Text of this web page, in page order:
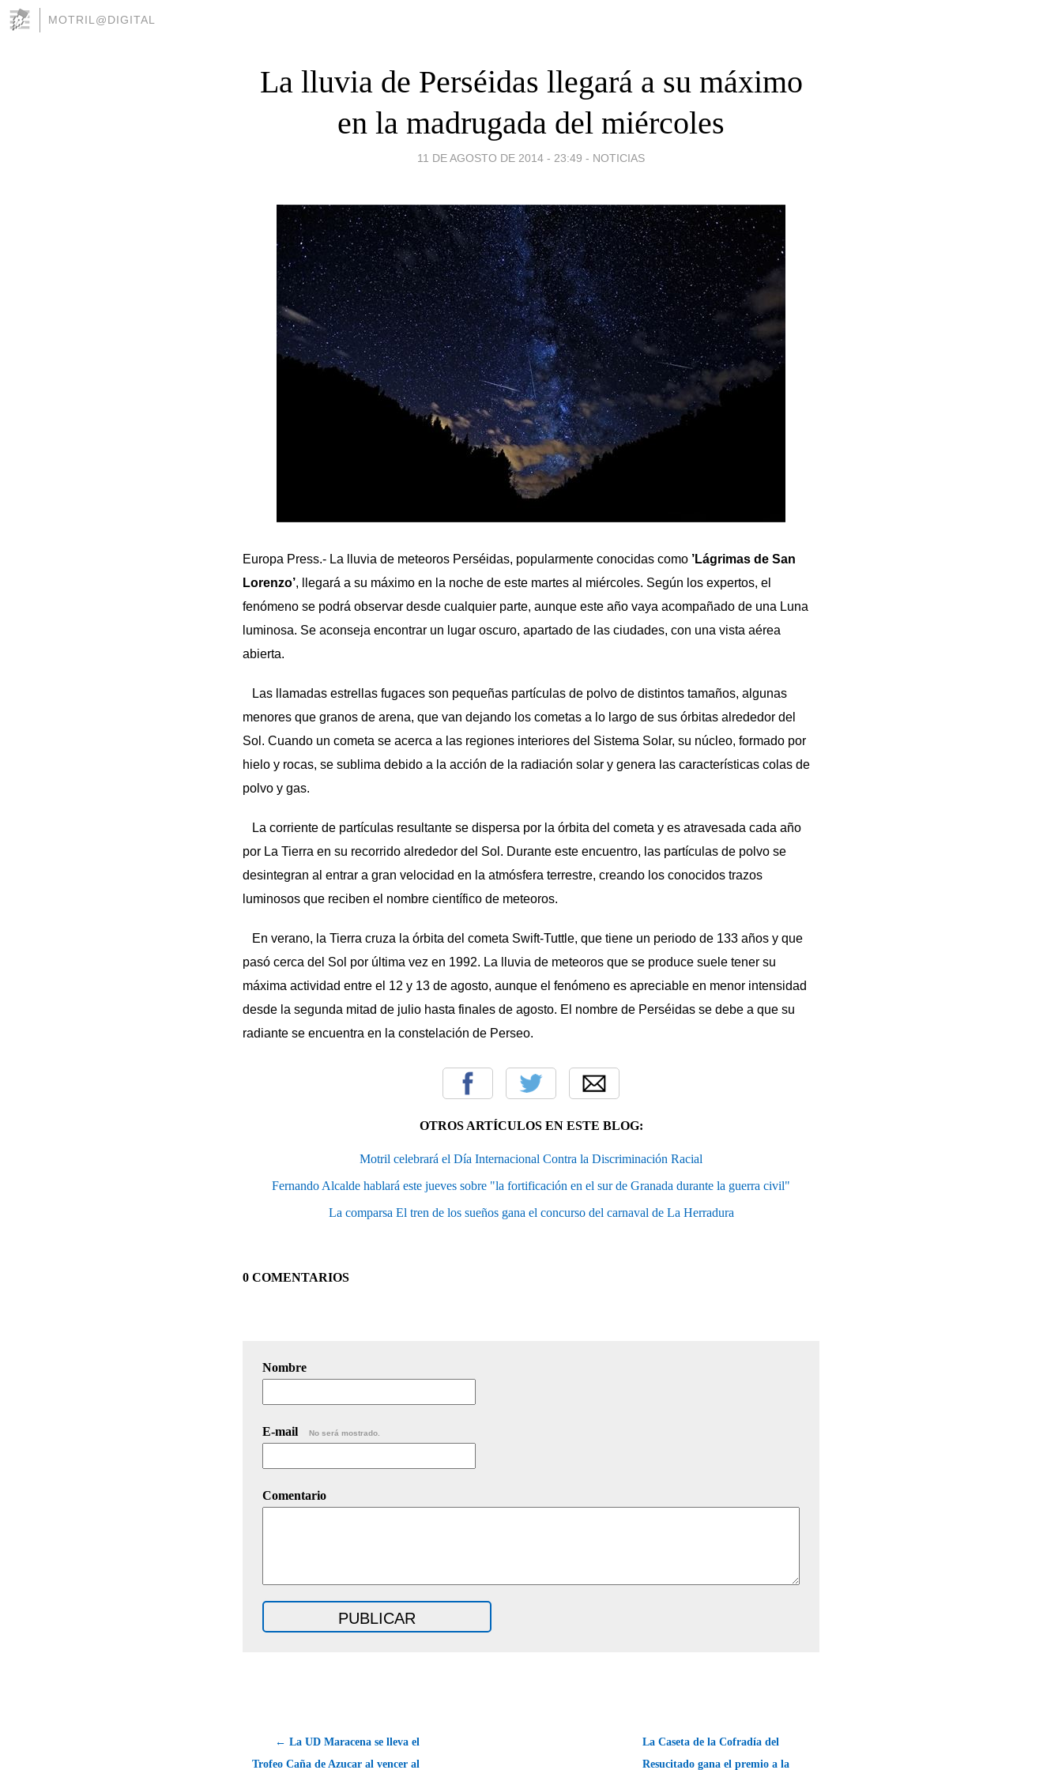
MOTRIL@DIGITAL
La lluvia de Perséidas llegará a su máximo
en la madrugada del miércoles
11 DE AGOSTO DE 2014 - 23:49 - NOTICIAS
Europa Press.- La lluvia de meteoros Perséidas, popularmente conocidas como ’Lágrimas de San
Lorenzo’, llegará a su máximo en la noche de este martes al miércoles. Según los expertos, el
fenómeno se podrá observar desde cualquier parte, aunque este año vaya acompañado de una Luna
luminosa. Se aconseja encontrar un lugar oscuro, apartado de las ciudades, con una vista aérea
abierta.
Las llamadas estrellas fugaces son pequeñas partículas de polvo de distintos tamaños, algunas
menores que granos de arena, que van dejando los cometas a lo largo de sus órbitas alrededor del
Sol. Cuando un cometa se acerca a las regiones interiores del Sistema Solar, su núcleo, formado por
hielo y rocas, se sublima debido a la acción de la radiación solar y genera las características colas de
polvo y gas.
La corriente de partículas resultante se dispersa por la órbita del cometa y es atravesada cada año
por La Tierra en su recorrido alrededor del Sol. Durante este encuentro, las partículas de polvo se
desintegran al entrar a gran velocidad en la atmósfera terrestre, creando los conocidos trazos
luminosos que reciben el nombre científico de meteoros.
En verano, la Tierra cruza la órbita del cometa Swift-Tuttle, que tiene un periodo de 133 años y que
pasó cerca del Sol por última vez en 1992. La lluvia de meteoros que se produce suele tener su
máxima actividad entre el 12 y 13 de agosto, aunque el fenómeno es apreciable en menor intensidad
desde la segunda mitad de julio hasta finales de agosto. El nombre de Perséidas se debe a que su
radiante se encuentra en la constelación de Perseo.
OTROS ARTÍCULOS EN ESTE BLOG:
Motril celebrará el Día Internacional Contra la Discriminación Racial
Fernando Alcalde hablará este jueves sobre "la fortificación en el sur de Granada durante la guerra civil"
La comparsa El tren de los sueños gana el concurso del carnaval de La Herradura
0 COMENTARIOS
Nombre
E-mail No será mostrado.
Comentario
← La UD Maracena se lleva el
Trofeo Caña de Azucar al vencer al
La Caseta de la Cofradía del
Resucitado gana el premio a la